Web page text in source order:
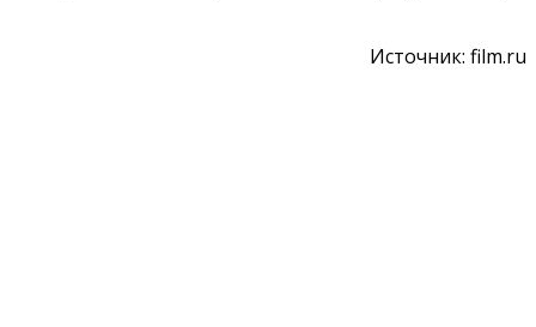
Источник: film.ru